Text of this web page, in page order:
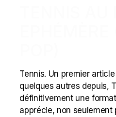
Tennis. Un premier
quelques autres depuis,
définitivement une
apprécie, non seulement